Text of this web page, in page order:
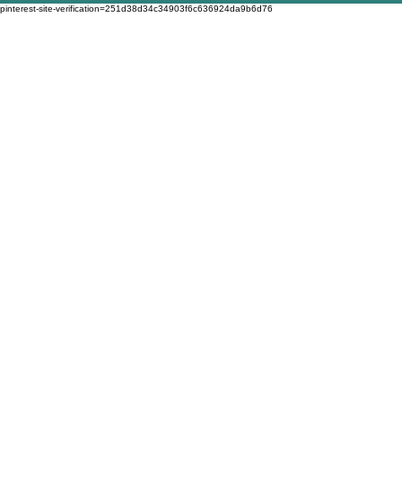
pinterest-site-verification=251d38d34c34903f6c636924da9b6d76